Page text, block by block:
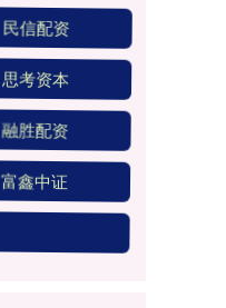
民信配资
思考资本
融胜配资
富鑫中证